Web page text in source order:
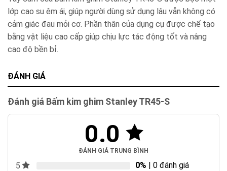
lớp cao su êm ái, giúp người dùng sử dụng lâu vẫn không có
cảm giác đau mỏi cơ. Phần thân của dụng cụ được chế tạo
bằng vật liệu cao cấp giúp chịu lực tác động tốt và nâng
cao độ bền bỉ.
ĐÁNH GIÁ
Đánh giá Bấm kim ghim Stanley TR45-S
0.0
ĐÁNH GIÁ TRUNG BÌNH
5 0% | 0 đánh giá